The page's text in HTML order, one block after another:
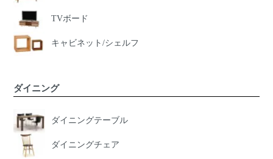
TVボード
キャビネット/シェルフ
ダイニング
ダイニングテーブル
ダイニングチェア